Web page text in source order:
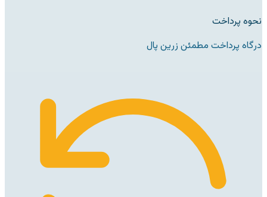
نحوه پرداخت
درگاه پرداخت مطمئن زرین پال